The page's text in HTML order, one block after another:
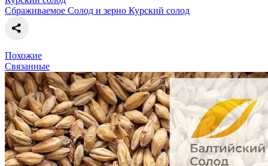
Сбраживаемое Солод и зерно Курский солод
Похожие
Связанные